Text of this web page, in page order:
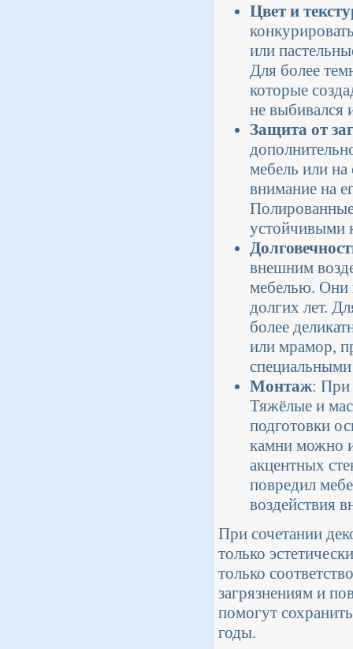
Цвет и
или
Для более
которые
не выбивался
Защита от
мебель или
внимание на
устойчивыми
внешним
мебелью. Они
долгих лет.
более
или мрамор,
Монтаж: При
Тяжёлые и
подготовки
камни можно
акцентных
повредил
воздействия
При сочетании
только
только
загрязнениям и
помогут
годы.